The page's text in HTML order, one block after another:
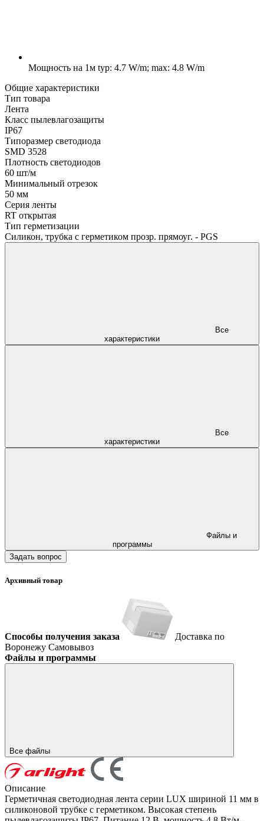
Мощность на 1м typ: 4.7 W/m; max: 4.8 W/m
Общие характеристики
Тип товара
Лента
Класс пылевлагозащиты
IP67
Типоразмер светодиода
SMD 3528
Плотность светодиодов
60 шт/м
Минимальный отрезок
50 мм
Серия ленты
RT открытая
Тип герметизации
Силикон, трубка с герметиком прозр. прямоуг. - PGS
характеристики
характеристики
программы
Задать вопрос
Архивный товар
Способы получения заказа
Доставка по
Воронежу Самовывоз
Файлы и программы
Все файлы
Описание
Герметичная светодиодная лента серии LUX шириной 11 мм в
силиконовой трубке с герметиком. Высокая степень